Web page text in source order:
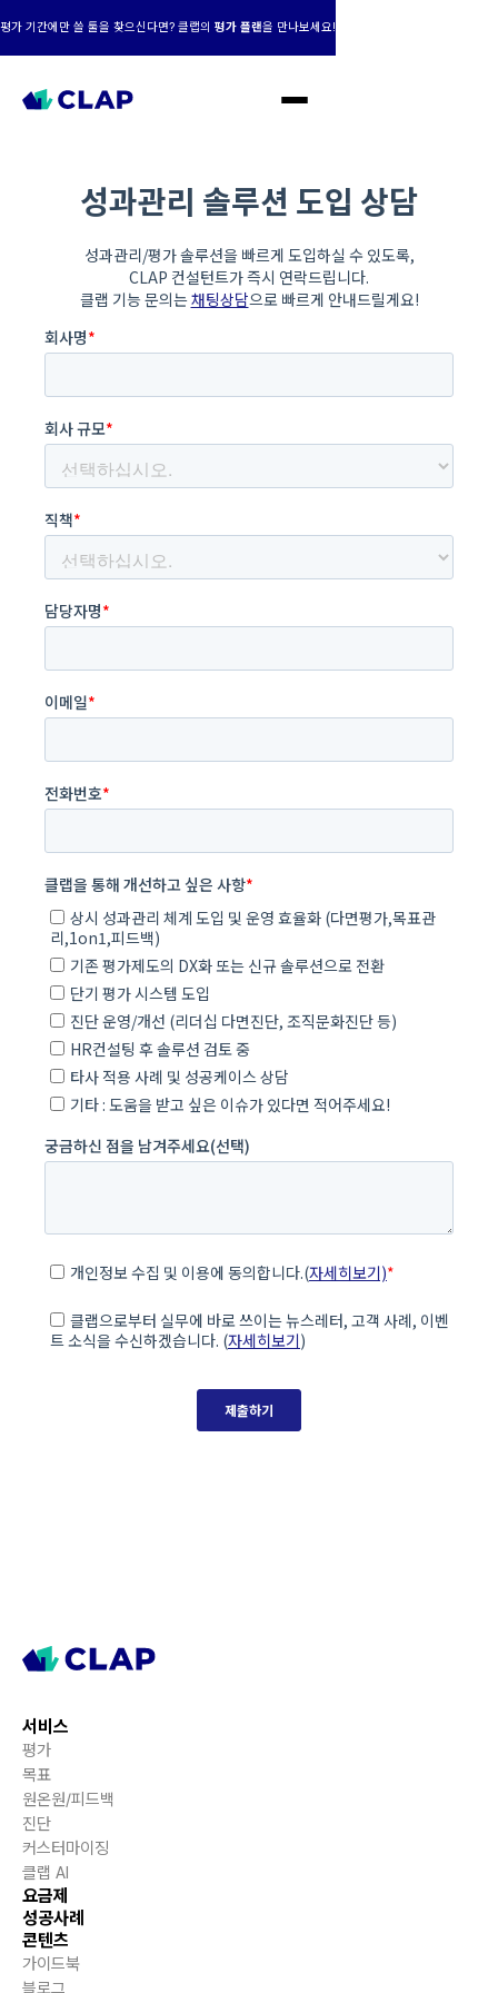
평가 기간에만 쓸 툴을 찾으신다면? 클랩의 평가 플랜을 만나보세요!
서비스
평가
목표
원온원/피드백
진단
커스터마이징
클랩 AI
요금제
성공사례
콘텐츠
가이드북
블로그